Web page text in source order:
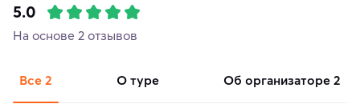
5.0
На основе 2 отзывов
Все 2 о туре об организаторе 2